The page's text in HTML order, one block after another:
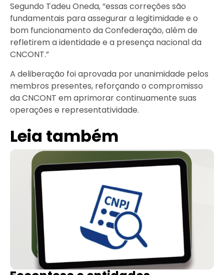
Segundo Tadeu Oneda, “essas correções são
fundamentais para assegurar a legitimidade e o
bom funcionamento da Confederação, além de
refletirem a identidade e a presença nacional da
CNCONT.”
A deliberação foi aprovada por unanimidade pelos
membros presentes, reforçando o compromisso
da CNCONT em aprimorar continuamente suas
operações e representatividade.
Leia também